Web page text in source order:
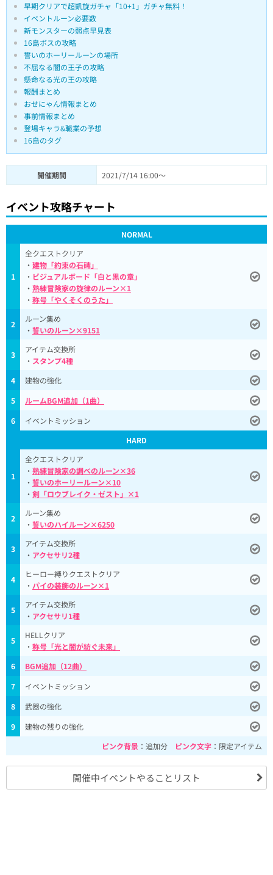
早期クリアで超凱旋ガチャ「10+1」ガチャ無料！
イベントルーン必要数
新モンスターの弱点早見表
16島ボスの攻略
誓いのホーリールーンの場所
不屈なる闇の王子の攻略
懸命なる光の王の攻略
報酬まとめ
おせにゃん情報まとめ
事前情報まとめ
登場キャラ&職業の予想
16島のタグ
開催期間 2021/7/14 16:00～
イベント攻略チャート
NORMAL
1
全クエストクリア
・ 建物「約束の石碑」
・ ビジュアルボード「白と黒の章」
・ 熟練冒険家の旋律のルーン×1
・ 称号「やくそくのうた」
2
ルーン集め
・ 誓いのルーン×9151
3
アイテム交換所
・ スタンプ4種
4
建物の強化
5
ルームBGM追加（1曲）
6
イベントミッション
HARD
1
全クエストクリア
・ 熟練冒険家の調べのルーン×36
・ 誓いのホーリールーン×10
・ 剣「ロウブレイク・ゼスト」×1
2
ルーン集め
・ 誓いのハイルーン×6250
3
アイテム交換所
・ アクセサリ2種
4
ヒーロー縛りクエストクリア
・ パイの装飾のルーン×1
5
アイテム交換所
・ アクセサリ1種
5
HELLクリア
・ 称号「光と闇が紡ぐ未来」
6
BGM追加（12曲）
7
イベントミッション
8
武器の強化
9
建物の残りの強化
ピンク背景 ：追加分 ピンク文字 ：限定アイテム
開催中イベントやることリスト